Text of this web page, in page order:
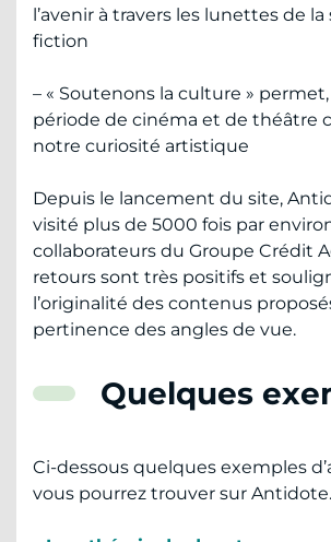
l’avenir à travers les lunettes de
fiction
– « Soutenons la culture »
période de cinéma et de théâtre
notre curiosité artistique
Depuis le lancement du site,
visité plus de 5000 fois par
collaborateurs du Groupe Crédit
retours sont très positifs et
l’originalité des contenus
pertinence des angles de vue.
Quelques
Ci-dessous quelques exemples
vous pourrez trouver sur Antidote.